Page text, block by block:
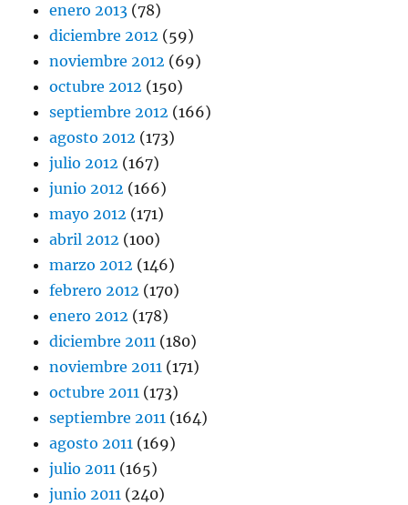
enero 2013 (78)
diciembre 2012 (59)
noviembre 2012 (69)
octubre 2012 (150)
septiembre 2012 (166)
agosto 2012 (173)
julio 2012 (167)
junio 2012 (166)
mayo 2012 (171)
abril 2012 (100)
marzo 2012 (146)
febrero 2012 (170)
enero 2012 (178)
diciembre 2011 (180)
noviembre 2011 (171)
octubre 2011 (173)
septiembre 2011 (164)
agosto 2011 (169)
julio 2011 (165)
junio 2011 (240)